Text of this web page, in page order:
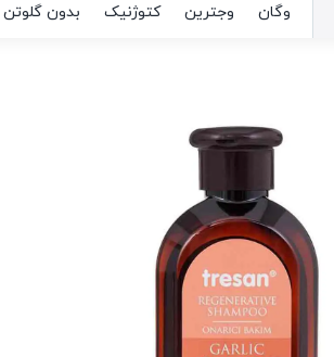
وگان وجترین کتوژنیک بدون گلوتن